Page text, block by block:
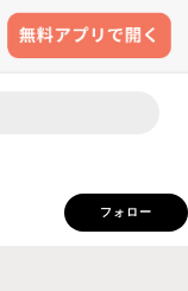
フォロー